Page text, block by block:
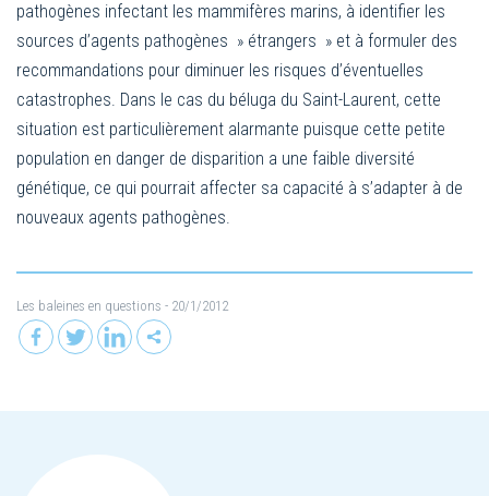
pathogènes infectant les mammifères marins, à identifier les
sources d’agents pathogènes » étrangers » et à formuler des
recommandations pour diminuer les risques d’éventuelles
catastrophes. Dans le cas du béluga du Saint-Laurent, cette
situation est particulièrement alarmante puisque cette petite
population en danger de disparition a une faible diversité
génétique, ce qui pourrait affecter sa capacité à s’adapter à de
nouveaux agents pathogènes.
Les baleines en questions - 20/1/2012